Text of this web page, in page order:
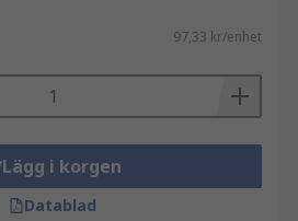
97,33 kr/enhet
Lägg i korgen
Datablad